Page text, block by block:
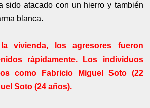
sido atacado con un hierro y también
blanca.
vivienda, los agresores fueron
rápidamente. Los individuos
como Fabricio Miguel Soto (22
Soto (24 años).